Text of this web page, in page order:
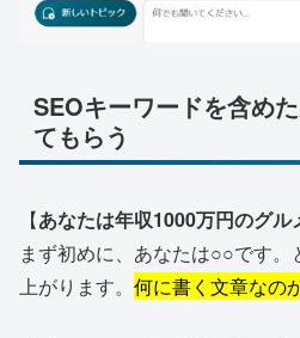
SEOキーワードを含め
てもらう
【あなたは年収1000万円のグル
まず初めに、あなたは○○です
上がります。 何に書く文章なの